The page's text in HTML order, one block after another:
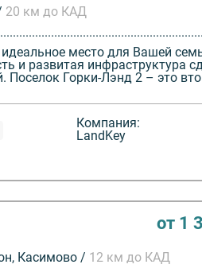
20 км до КАД
место для Вашей
и развитая инфраструктура
Горки-Лэнд 2 – это
Компания:
LandKey
от 1
Касимово / 12 км до КАД